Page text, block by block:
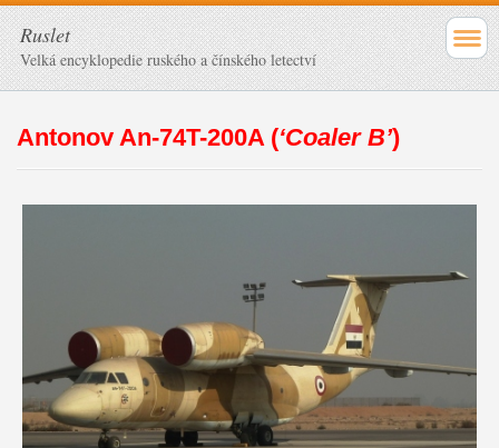
Ruslet
Velká encyklopedie ruského a čínského letectví
Antonov An-74T-200A (‘Coaler B’)